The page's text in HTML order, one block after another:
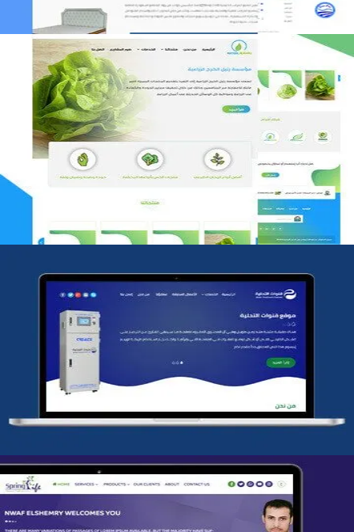
مؤسسة رتيل الخرج الزراعية
التفاصيل
شركة قنوات التحليه
التفاصيل